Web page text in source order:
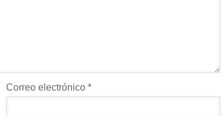
Correo electrónico *